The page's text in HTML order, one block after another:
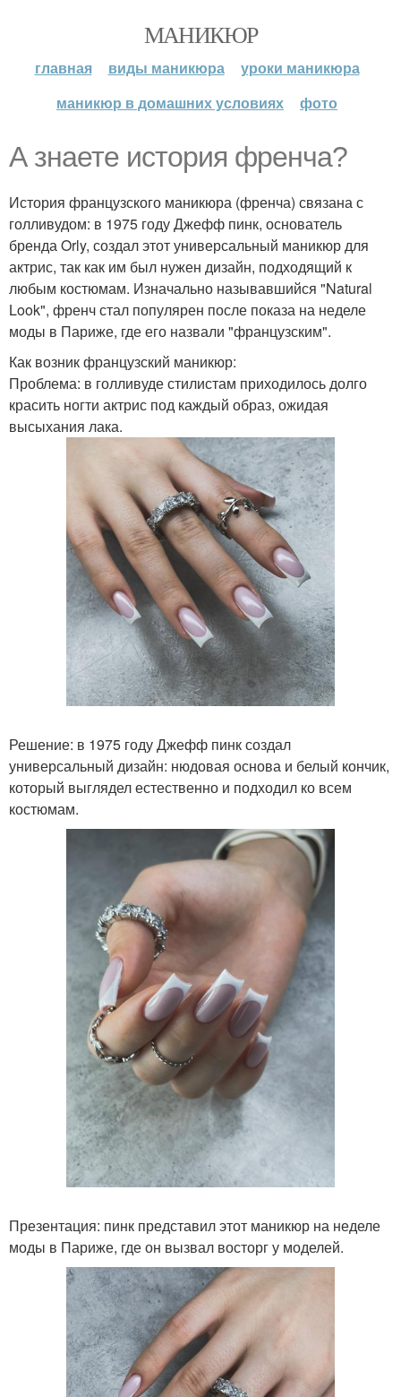
МАНИКЮР
главная виды маникюра
уроки маникюра
маникюр в домашних условиях
фото
А знаете история френча?
История французского маникюра (френча) связана с
голливудом: в 1975 году Джефф пинк, основатель
бренда Orly, создал этот универсальный маникюр для
актрис, так как им был нужен дизайн, подходящий к
любым костюмам. Изначально называвшийся "Natural
Look", френч стал популярен после показа на неделе
моды в Париже, где его назвали "французским".
Как возник французский маникюр:
Проблема: в голливуде стилистам приходилось долго
красить ногти актрис под каждый образ, ожидая
высыхания лака.
Решение: в 1975 году Джефф пинк создал
универсальный дизайн: нюдовая основа и белый кончик,
который выглядел естественно и подходил ко всем
костюмам.
Презентация: пинк представил этот маникюр на неделе
моды в Париже, где он вызвал восторг у моделей.